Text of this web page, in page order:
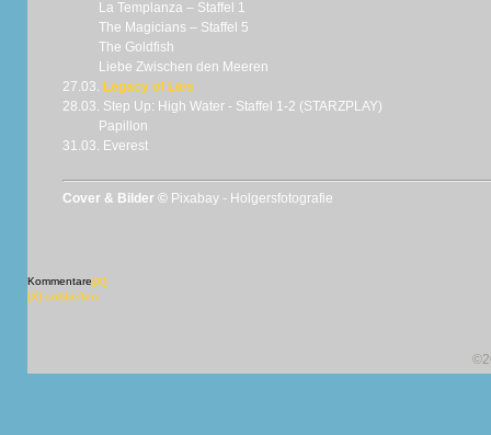
La Templanza – Staffel 1
The Magicians – Staffel 5
The Goldfish
Liebe Zwischen den Meeren
27.03. Legacy of Lies
28.03. Step Up: High Water - Staffel 1-2 (STARZPLAY)
Papillon
31.03. Everest
Cover & Bilder © Pixabay - Holgersfotografie
Kommentare[X]
[X] schließen